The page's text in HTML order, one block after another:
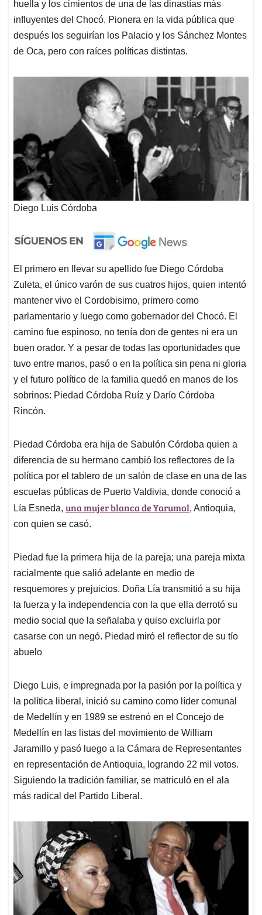
huella y los cimientos de una de las dinastías más
influyentes del Chocó. Pionera en la vida pública que
después los seguirían los Palacio y los Sánchez Montes
de Oca, pero con raíces políticas distintas.
Diego Luis Córdoba
El primero en llevar su apellido fue Diego Córdoba
Zuleta, el único varón de sus cuatros hijos, quien intentó
mantener vivo el Cordobisimo, primero como
parlamentario y luego como gobernador del Chocó. El
camino fue espinoso, no tenía don de gentes ni era un
buen orador. Y a pesar de todas las oportunidades que
tuvo entre manos, pasó o en la política sin pena ni gloria
y el futuro político de la familia quedó en manos de los
sobrinos: Piedad Córdoba Ruíz y Darío Córdoba
Rincón.
Piedad Córdoba era hija de Sabulón Córdoba quien a
diferencia de su hermano cambió los reflectores de la
política por el tablero de un salón de clase en una de las
escuelas públicas de Puerto Valdivia, donde conoció a
Lía Esneda, una mujer blanca de Yarumal, Antioquia,
con quien se casó.
Piedad fue la primera hija de la pareja; una pareja mixta
racialmente que salió adelante en medio de
resquemores y prejuicios. Doña Lía transmitió a su hija
la fuerza y la independencia con la que ella derrotó su
medio social que la señalaba y quiso excluirla por
casarse con un negó. Piedad miró el reflector de su tío
abuelo
Diego Luis, e impregnada por la pasión por la política y
la política liberal, inició su camino como líder comunal
de Medellín y en 1989 se estrenó en el Concejo de
Medellín en las listas del movimiento de William
Jaramillo y pasó luego a la Cámara de Representantes
en representación de Antioquia, logrando 22 mil votos.
Siguiendo la tradición familiar, se matriculó en el ala
más radical del Partido Liberal.